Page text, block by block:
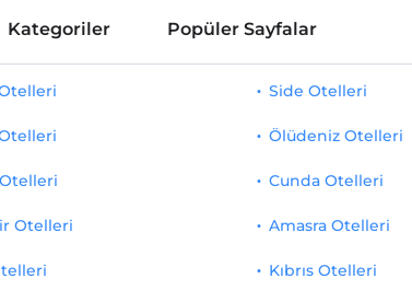
Kategoriler Popüler Sayfalar
Otelleri
Side Otelleri
Ölüdeniz Otelleri
Cunda Otelleri
Amasra Otelleri
Kıbrıs Otelleri